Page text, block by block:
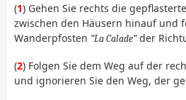
(1) Gehen Sie rechts die
zwischen den Häusern hinauf und
Wanderpfosten La Calade der
(2) Folgen Sie dem Weg auf der
und ignorieren Sie den Weg, der